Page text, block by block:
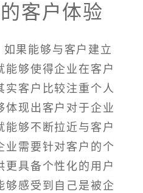
客户体验
果能够与客户建立
能够使得企业在客户
实客户比较注重个人
体现出客户对于企业
能够不断拉近与客户
业需要针对客户的个
更具备个性化的用户
够感受到自己是被企